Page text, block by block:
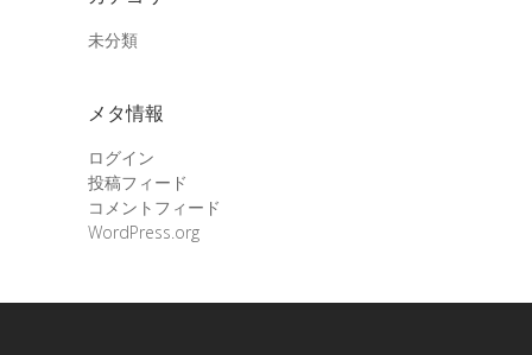
未分類
メタ情報
ログイン
投稿フィード
コメントフィード
WordPress.org